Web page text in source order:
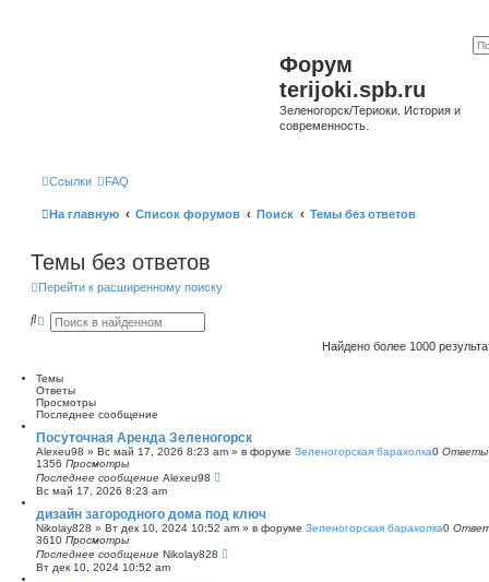
Форум
terijoki.spb.ru
Зеленогорск/Териоки. История и
современность.
Ссылки FAQ
На главную Список форумов Поиск Темы без ответов
Темы без ответов
Перейти к расширенному поиску
П Р
р
е
н
н
ы
й
п
о
и
к
Найдено более 1000
Темы
Ответы
Просмотры
Последнее сообщение
Посуточная Аренда Зеленогорск
Alexeu98 » Вс май 17, 2026 8:23 am » в форуме Зеленогорская барахолка0 Ответы
1356 Просмотры
Последнее сообщение Alexeu98
Вс май 17, 2026 8:23 am
дизайн загородного дома под ключ
Nikolay828 » Вт дек 10, 2024 10:52 am » в форуме Зеленогорская барахолка0
3610 Просмотры
Последнее сообщение Nikolay828
Вт дек 10, 2024 10:52 am